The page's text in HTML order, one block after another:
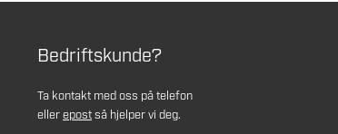
Bedriftskunde?
Ta kontakt med oss på telefon
ellerepostså hjelper vi deg.